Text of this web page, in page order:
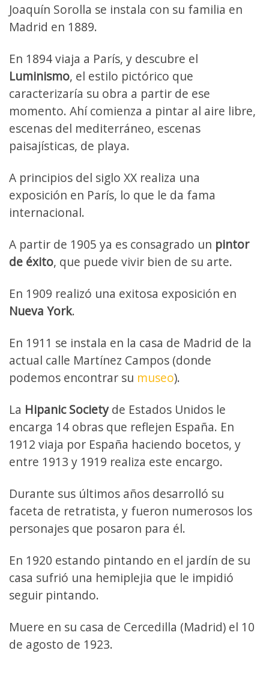
Joaquín Sorolla se instala con su familia en
Madrid en 1889.
En 1894 viaja a París, y descubre el
Luminismo, el estilo pictórico que
caracterizaría su obra a partir de ese
momento. Ahí comienza a pintar al aire libre,
escenas del mediterráneo, escenas
paisajísticas, de playa.
A principios del siglo XX realiza una
exposición en París, lo que le da fama
internacional.
A partir de 1905 ya es consagrado un pintor
de éxito, que puede vivir bien de su arte.
En 1909 realizó una exitosa exposición en
Nueva York.
En 1911 se instala en la casa de Madrid de la
actual calle Martínez Campos (donde
podemos encontrar su museo).
La Hipanic Societyde Estados Unidos le
encarga 14 obras que reflejen España. En
1912 viaja por España haciendo bocetos, y
entre 1913 y 1919 realiza este encargo.
Durante sus últimos años desarrolló su
faceta de retratista, y fueron numerosos los
personajes que posaron para él.
En 1920 estando pintando en el jardín de su
casa sufrió una hemiplejia que le impidió
seguir pintando.
Muere en su casa de Cercedilla (Madrid) el 10
de agosto de 1923.